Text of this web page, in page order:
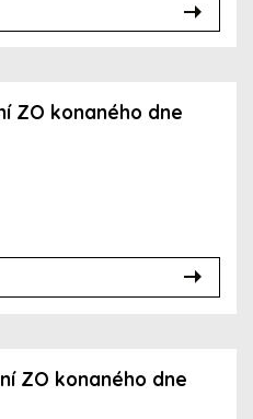
ZO konaného dne
ZO konaného dne